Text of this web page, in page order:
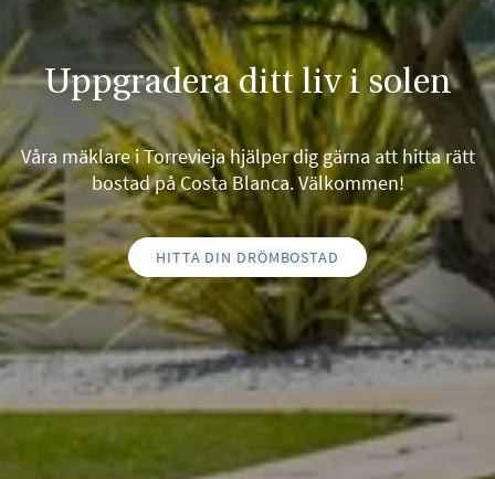
Uppgradera ditt liv i solen
Våra mäklare i Torrevieja hjälper dig gärna att hitta rätt
bostad på Costa Blanca. Välkommen!
HITTA DIN DRÖMBOSTAD